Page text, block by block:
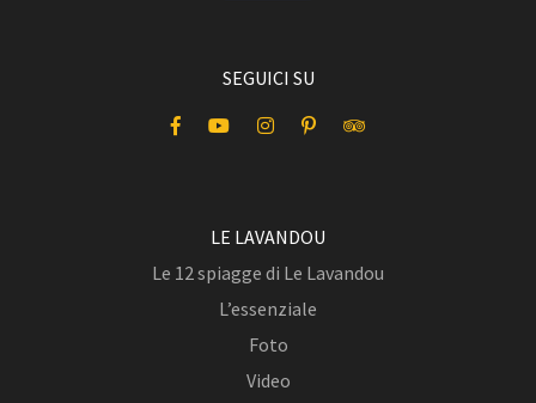
SEGUICI SU
LE LAVANDOU
Le 12 spiagge di Le Lavandou
L’essenziale
Foto
Video